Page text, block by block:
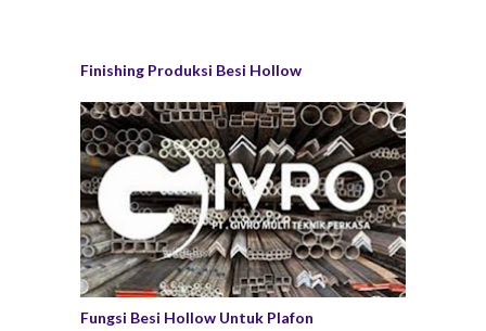
Finishing Produksi Besi Hollow
Fungsi Besi Hollow Untuk Plafon